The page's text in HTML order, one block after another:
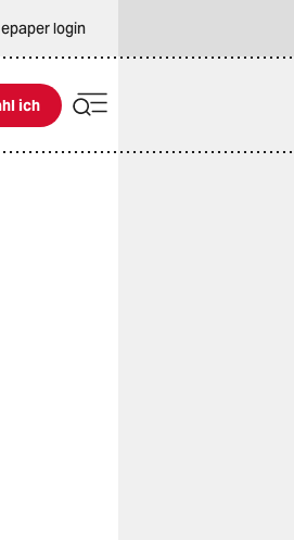
epaper login
ich